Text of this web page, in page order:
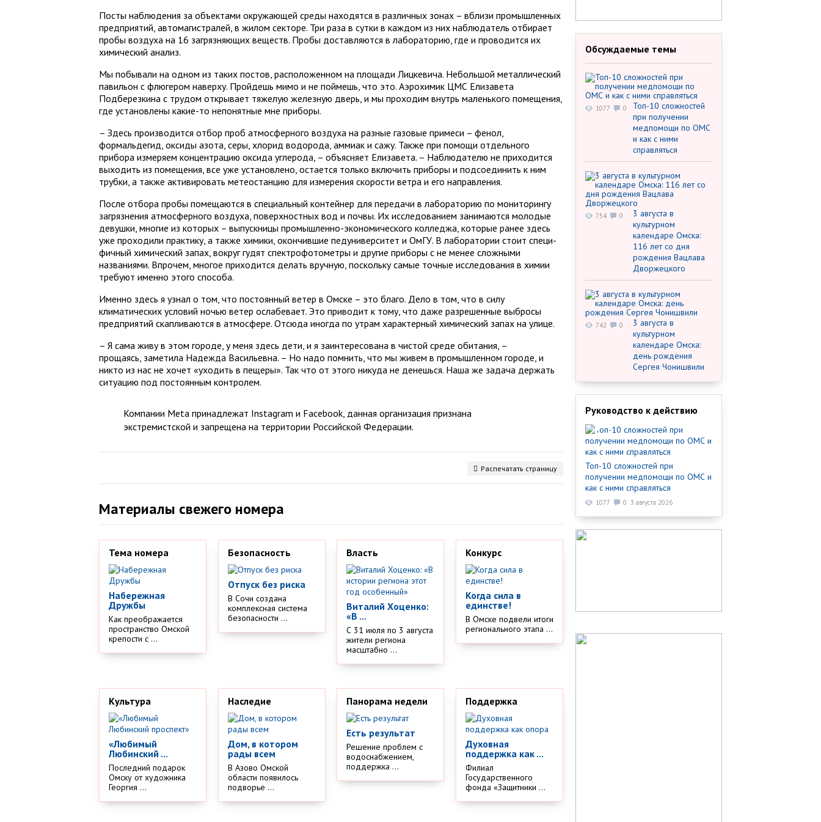
Посты наблюдения за объектами окружающей среды находятся в различных зонах – вблизи промышленных
предприятий, автомагистралей, в жилом секторе. Три раза в сутки в каждом из них наблюдатель отбирает
пробы воздуха на 16 загрязняющих веществ. Пробы доставляются в лабораторию, где и проводится их
химический анализ.
Мы побывали на одном из таких постов, расположенном на площади Лицкевича. Небольшой металлический
павильон с флюгером наверху. Пройдешь мимо и не поймешь, что это. Аэрохимик ЦМС Елизавета
Подберезкина с трудом открывает тяжелую железную дверь, и мы проходим внутрь маленького помещения,
где установлены какие-то непонятные мне приборы.
– Здесь производится отбор проб атмосферного воздуха на разные газовые примеси – фенол,
формальдегид, оксиды азота, серы, хлорид водорода, аммиак и сажу. Также при помощи отдельного
прибора измеряем концентрацию оксида углерода, – объясняет Елизавета. – Наблюдателю не приходится
выходить из помещения, все уже установлено, остается только включить приборы и подсоединить к ним
трубки, а также активировать метеостанцию для измерения скорости ветра и его направления.
После отбора пробы помещаются в специальный контейнер для передачи в лабораторию по мониторингу
загрязнения атмосферного воздуха, поверхностных вод и почвы. Их исследованием занимаются молодые
девушки, многие из которых – выпускницы промышленно-экономического колледжа, которые ранее здесь
уже проходили практику, а также химики, окончившие педуниверситет и ОмГУ. В лаборатории стоит специ-
фичный химический запах, вокруг гудят спектрофотометры и другие приборы с не менее сложными
названиями. Впрочем, многое приходится делать вручную, поскольку самые точные исследования в химии
требуют именно этого способа.
Именно здесь я узнал о том, что постоянный ветер в Омске – это благо. Дело в том, что в силу
климатических условий ночью ветер ослабевает. Это приводит к тому, что даже разрешенные выбросы
предприятий скапливаются в атмосфере. Отсюда иногда по утрам характерный химический запах на улице.
– Я сама живу в этом городе, у меня здесь дети, и я заинтересована в чистой среде обитания, –
прощаясь, заметила Надежда Васильевна. – Но надо помнить, что мы живем в промышленном городе, и
никто из нас не хочет «уходить в пещеры». Так что от этого никуда не денешься. Наша же задача держать
ситуацию под постоянным контролем.
Компании Meta принадлежат Instagram и Facebook, данная организация признана
экстремистской и запрещена на территории Российской Федерации.
Распечатать страницу
Материалы свежего номера
Тема номера
Набережная
Дружбы
Как преображается
пространство Омской
крепости с ...
Безопасность
Отпуск без риска
В Сочи создана
комплексная система
безопасности ...
Власть
Виталий Хоценко:
«В ...
С 31 июля по 3 августа
жители региона
масштабно ...
Конкурс
Когда сила в
единстве!
В Омске подвели итоги
регионального этапа ...
Культура
«Любимый
Любинский ...
Последний подарок
Омску от художника
Георгия ...
Наследие
Дом, в котором
рады всем
В Азово Омской
области появилось
подворье ...
Панорама недели
Есть результат
Решение проблем с
водоснабжением,
поддержка ...
Поддержка
Духовная
поддержка как ...
Филиал
Государственного
фонда «Защитники ...
Обсуждаемые темы
Топ-10 сложностей
при получении
медпомощи по ОМС
и как с ними
справляться
1077 0
3 августа в
культурном
календаре Омска:
116 лет со дня
рождения Вацлава
Дворжецкого
754 0
3 августа в
культурном
календаре Омска:
день рождения
Сергея Чонишвили
742 0
Руководство к действию
Топ-10 сложностей при
получении медпомощи по ОМС и
как с ними справляться
1077 0 3 августа 2026